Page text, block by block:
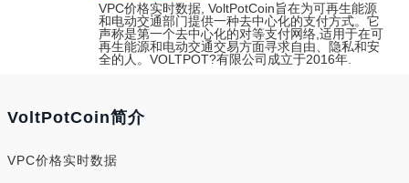
VPC价格实时数据, VoltPotCoin旨在为可再生能源
和电动交通部门提供一种去中心化的支付方式。它
声称是第一个去中心化的对等支付网络,适用于在可
再生能源和电动交通交易方面寻求自由、隐私和安
全的人。VOLTPOT?有限公司成立于2016年.
VoltPotCoin简介
VPC价格实时数据